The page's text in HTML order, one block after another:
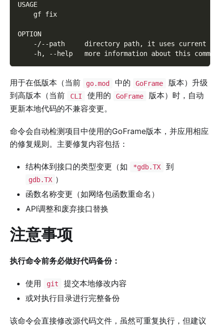
USAGE
    gf fix
OPTION
-/--path     directory path, it uses current
-h, --help   more information about this
用于在低版本（当前 go.mod 中的 GoFrame
版本）升级
到高版本（当前
CLI 使用的 GoFrame
版本）时，自动
更新本地代码的不兼容变更。
命令会自动检测项目中使用的GoFrame版本，并应用相应
的修复规则。主要修复内容包括：
结构体到接口的类型变更（如 *gdb.TX 到
gdb.TX ）
函数名称变更（如网络包函数重命名）
API调整和废弃接口替换
注意事项
执行命令前务必做好代码备份：
使用 git
提交本地修改内容
或对执行目录进行完整备份
该命令会直接修改源代码文件，虽然可重复执行，但建议